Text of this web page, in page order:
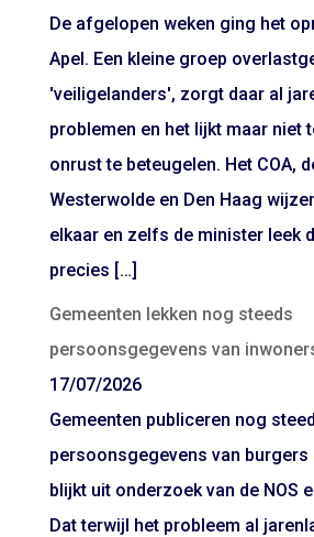
De afgelopen weken ging het
Apel. Een kleine groep
'veiligelanders', zorgt daar al
problemen en het lijkt maar niet
onrust te beteugelen. Het COA,
Westerwolde en Den Haag
elkaar en zelfs de minister leek
precies […]
Gemeenten lekken nog steeds
persoonsgegevens van
17/07/2026
Gemeenten publiceren nog
persoonsgegevens van burgers
blijkt uit onderzoek van de NOS
Dat terwijl het probleem al